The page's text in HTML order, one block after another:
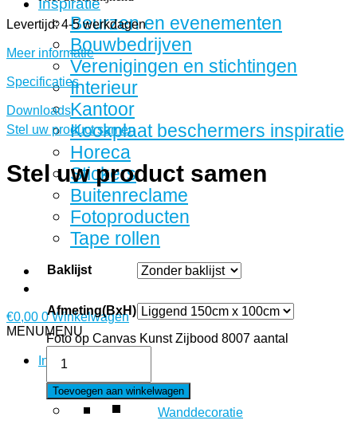
Inspiratie
Beurzen en evenementen
Bouwbedrijven
Verenigingen en stichtingen
Interieur
Kantoor
Kookplaat beschermers inspiratie
Horeca
Stickers
Buitenreclame
Fotoproducten
Tape rollen
€0,00 0 Winkelwagen
MENUMENU
Interieur
Wanddecoratie
Levertijd: 4-5 werkdagen
Meer informatie
Specificaties
Downloads
Stel uw product samen
Stel uw product samen
Baklijst
Afmeting(BxH)
Foto op Canvas Kunst Zijbood 8007 aantal
Toevoegen aan winkelwagen